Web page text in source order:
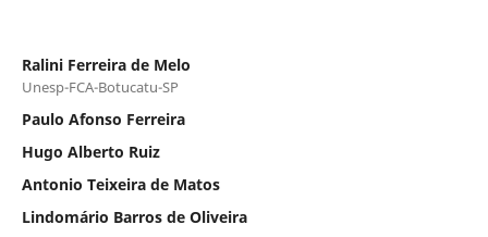
Ralini Ferreira de Melo
Unesp-FCA-Botucatu-SP
Paulo Afonso Ferreira
Hugo Alberto Ruiz
Antonio Teixeira de Matos
Lindomário Barros de Oliveira